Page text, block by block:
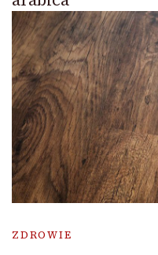
ZDROWIE